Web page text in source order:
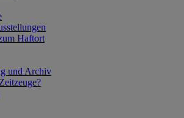
Haftort
und Archiv